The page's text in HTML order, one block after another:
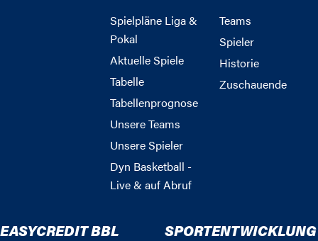
Spielpläne Liga &
Pokal
Aktuelle Spiele
Tabelle
Tabellenprognose
Unsere Teams
Unsere Spieler
Dyn Basketball -
Live & auf Abruf
Teams
Spieler
Historie
Zuschauende
EASYCREDIT BBL SPORTENTWICKLUNG